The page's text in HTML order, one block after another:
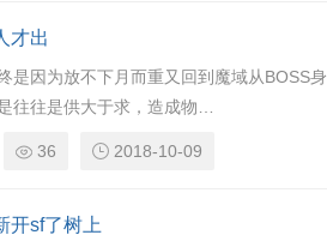
才出
是因为放不下月而重又回到魔域从BOSS身
往往是供大于求，造成物…
36 2018-10-09
开sf了树上